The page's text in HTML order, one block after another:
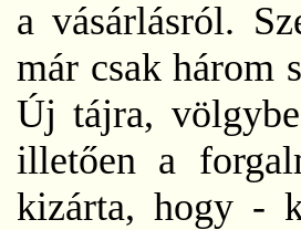
a vásárlásról.
már csak három
Új tájra,
illetően a
kizárta, hogy -